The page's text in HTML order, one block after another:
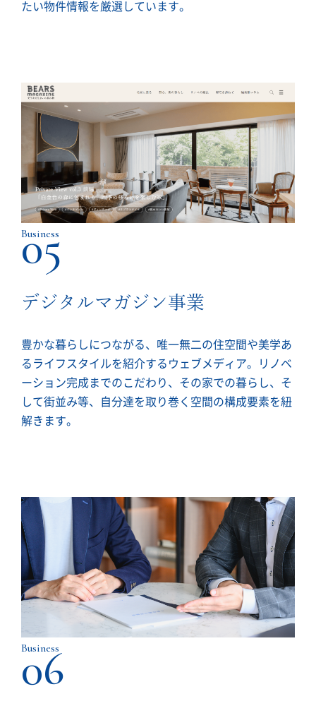
たい物件情報を厳選しています。
Business
05
デジタルマガジン事業
豊かな暮らしにつながる、唯一無二の住空間や美学あ
るライフスタイルを紹介するウェブメディア。リノベ
ーション完成までのこだわり、その家での暮らし、そ
して街並み等、自分達を取り巻く空間の構成要素を紐
解きます。
Business
06